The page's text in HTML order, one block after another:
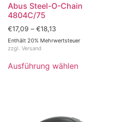
Abus Steel-O-Chain
4804C/75
€17,09 – €18,13
Enthält 20% Mehrwertsteuer
zzgl. Versand
Ausführung wählen